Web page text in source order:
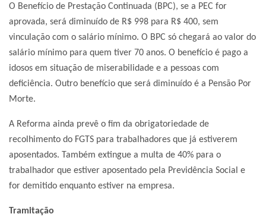
O Benefício de Prestação Continuada (BPC), se a PEC for
aprovada, será diminuído de R$ 998 para R$ 400, sem
vinculação com o salário mínimo. O BPC só chegará ao valor do
salário mínimo para quem tiver 70 anos. O benefício é pago a
idosos em situação de miserabilidade e a pessoas com
deficiência. Outro benefício que será diminuído é a Pensão Por
Morte.
A Reforma ainda prevê o fim da obrigatoriedade de
recolhimento do FGTS para trabalhadores que já estiverem
aposentados. Também extingue a multa de 40% para o
trabalhador que estiver aposentado pela Previdência Social e
for demitido enquanto estiver na empresa.
Tramitação